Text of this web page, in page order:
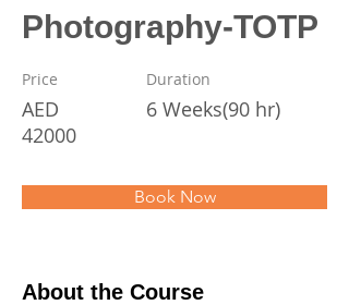
Photography-TOTP
Price
AED
42000
Duration
6 Weeks(90 hr)
Book Now
About the Course